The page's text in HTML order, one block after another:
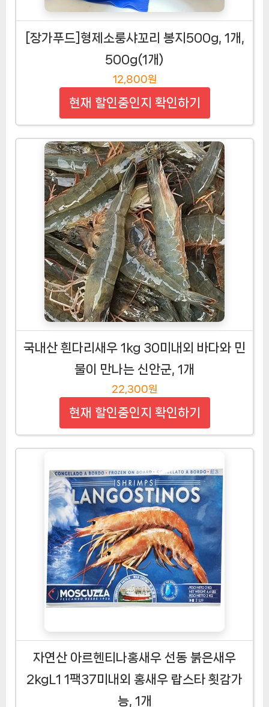
[장가푸드]형제소룽샤꼬리 봉지500g, 1개,
500g(1개)
12,800원
현재 할인중인지 확인하기
국내산 흰다리새우 1kg 30미내외 바다와 민
물이 만나는 신안군, 1개
22,300원
현재 할인중인지 확인하기
자연산 아르헨티나홍새우 선동 붉은새우
2kgL1 1팩37미내외 홍새우 랍스타 횟감가
능, 1개